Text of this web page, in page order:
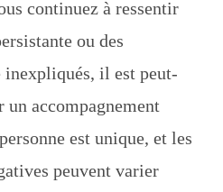
continuez à ressentir
ou des
inexpliqués, il est peut-
un accompagnement
est unique, et les
peuvent varier